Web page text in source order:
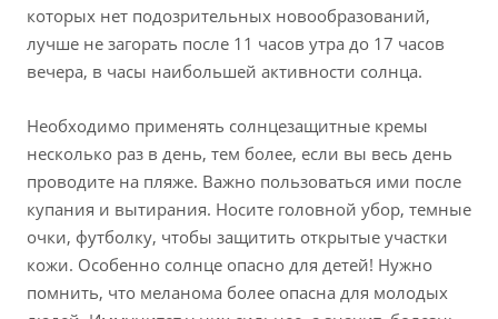
которых нет подозрительных новообразований,
лучше не загорать после 11 часов утра до 17 часов
вечера, в часы наибольшей активности солнца.
Необходимо применять солнцезащитные кремы
несколько раз в день, тем более, если вы весь день
проводите на пляже. Важно пользоваться ими после
купания и вытирания. Носите головной убор, темные
очки, футболку, чтобы защитить открытые участки
кожи. Особенно солнце опасно для детей! Нужно
помнить, что меланома более опасна для молодых